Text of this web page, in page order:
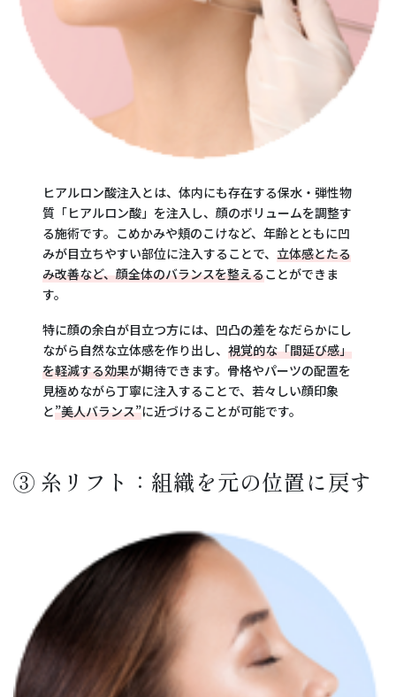
ヒアルロン酸注入とは、体内にも存在する保水・弾性物
質「ヒアルロン酸」を注入し、顔のボリュームを調整す
る施術です。こめかみや頬のこけなど、年齢とともに凹
みが目立ちやすい部位に注入することで、立体感とたる
み改善など、顔全体のバランスを整えることができま
す。
特に顔の余白が目立つ方には、凹凸の差をなだらかにし
ながら自然な立体感を作り出し、視覚的な「間延び感」
を軽減する効果が期待できます。骨格やパーツの配置を
見極めながら丁寧に注入することで、若々しい顔印象
と”美人バランス”に近づけることが可能です。
③ 糸リフト：組織を元の位置に戻す